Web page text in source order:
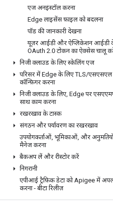
एज अनइंस्टॉल करना
Edge लाइसेंस फ़ाइल को बदलना
पॉड की जानकारी देखना
यूज़र आईडी और ऐप्लिकेशन आईडी
OAuth 2.0 टोकन का ऐक्सेस चालू
निजी क्लाउड के लिए स्केलिंग एज
परिसर में Edge के लिए TLS/एसएसएल
कॉन्फ़िगर करना
निजी क्लाउड के लिए, Edge पर
साथ काम करना
रखरखाव के टास्क
संगठन और पर्यावरण का रखरखाव
उपयोगकर्ताओं, भूमिकाओं, और
मैनेज करना
बैकअप लें और रीस्टोर करें
निगरानी
एपीआई ट्रैफ़िक डेटा को Apigee में
करना - बीटा रिलीज़